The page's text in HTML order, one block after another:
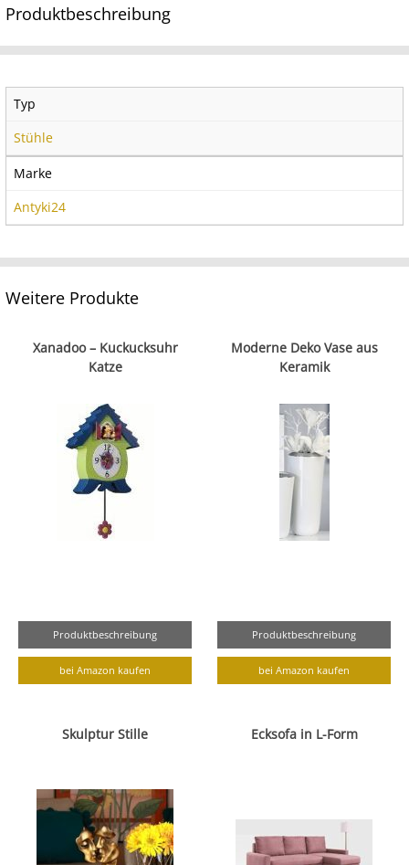
Produktbeschreibung
Typ
Stühle
Marke
Antyki24
Weitere Produkte
Xanadoo – Kuckucksuhr
Katze
Produktbeschreibung
bei Amazon kaufen
Moderne Deko Vase aus
Keramik
Produktbeschreibung
bei Amazon kaufen
Skulptur Stille Ecksofa in L-Form